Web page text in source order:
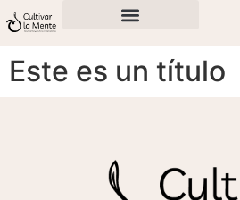
Este es un título